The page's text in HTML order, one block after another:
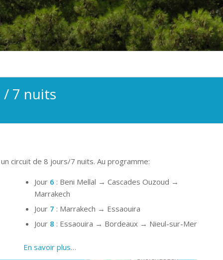
/ 7 nuits
circuit de 8 jours/7 nuits. Au programme:
Jour 6 : Beni Mellal → Cascades Ouzoud →
Marrakech
Jour 7 : Marrakech → Essaouira
Jour 8 : Essaouira → Bordeaux → Nieul-sur-Mer
En savoir plus…